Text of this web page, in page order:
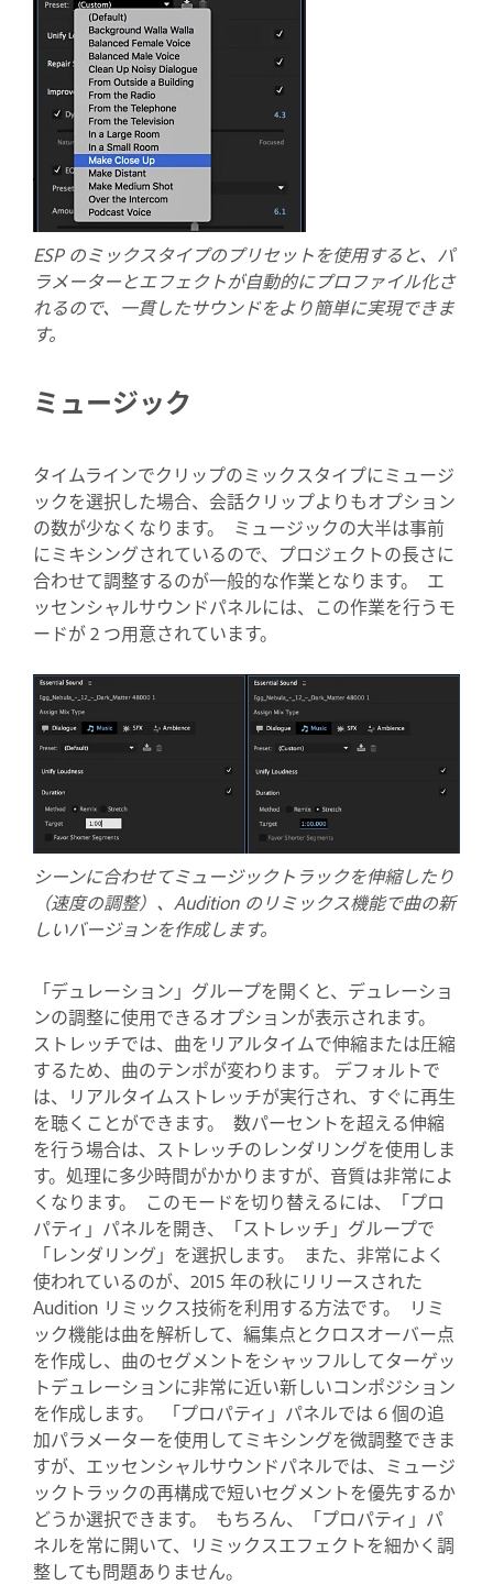
ESP のミックスタイプのプリセットを使用すると、パ
ラメーターとエフェクトが自動的にプロファイル化さ
れるので、一貫したサウンドをより簡単に実現できま
す。
ミュージック
タイムラインでクリップのミックスタイプにミュージ
ックを選択した場合、会話クリップよりもオプション
の数が少なくなります。 ミュージックの大半は事前
にミキシングされているので、プロジェクトの長さに
合わせて調整するのが一般的な作業となります。 エ
ッセンシャルサウンドパネルには、この作業を行うモ
ードが 2 つ用意されています。
シーンに合わせてミュージックトラックを伸縮したり
（速度の調整）、Audition のリミックス機能で曲の新
しいバージョンを作成します。
「デュレーション」グループを開くと、デュレーショ
ンの調整に使用できるオプションが表示されます。
ストレッチでは、曲をリアルタイムで伸縮または圧縮
するため、曲のテンポが変わります。 デフォルトで
は、リアルタイムストレッチが実行され、すぐに再生
を聴くことができます。 数パーセントを超える伸縮
を行う場合は、ストレッチのレンダリングを使用しま
す。処理に多少時間がかかりますが、音質は非常によ
くなります。 このモードを切り替えるには、「プロ
パティ」パネルを開き、「ストレッチ」グループで
「レンダリング」を選択します。 また、非常によく
使われているのが、2015 年の秋にリリースされた
Audition リミックス技術を利用する方法です。 リミ
ック機能は曲を解析して、編集点とクロスオーバー点
を作成し、曲のセグメントをシャッフルしてターゲッ
トデュレーションに非常に近い新しいコンポジション
を作成します。 「プロパティ」パネルでは 6 個の追
加パラメーターを使用してミキシングを微調整できま
すが、エッセンシャルサウンドパネルでは、ミュージ
ックトラックの再構成で短いセグメントを優先するか
どうか選択できます。 もちろん、「プロパティ」パ
ネルを常に開いて、リミックスエフェクトを細かく調
整しても問題ありません。